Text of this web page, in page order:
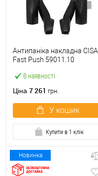
В наявності
Антипаніка накладна CISA
Fast Push 59011.10
штанги
Ціна 7 261 грн.
У кошик
Купити в 1 клік
Новинка